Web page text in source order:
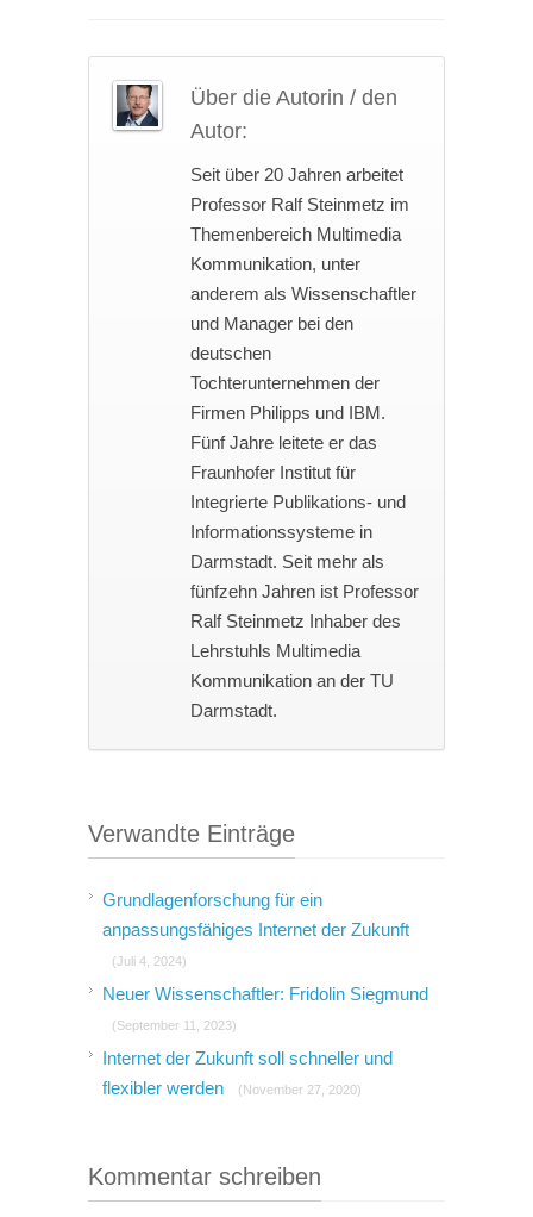
Über die Autorin / den
Autor:
Seit über 20 Jahren arbeitet
Professor Ralf Steinmetz im
Themenbereich Multimedia
Kommunikation, unter
anderem als Wissenschaftler
und Manager bei den
deutschen
Tochterunternehmen der
Firmen Philipps und IBM.
Fünf Jahre leitete er das
Fraunhofer Institut für
Integrierte Publikations- und
Informationssysteme in
Darmstadt. Seit mehr als
fünfzehn Jahren ist Professor
Ralf Steinmetz Inhaber des
Lehrstuhls Multimedia
Kommunikation an der TU
Darmstadt.
Verwandte Einträge
Grundlagenforschung für ein
anpassungsfähiges Internet der Zukunft
(Juli 4, 2024)
Neuer Wissenschaftler: Fridolin Siegmund
(September 11, 2023)
Internet der Zukunft soll schneller und
flexibler werden
(November 27, 2020)
Kommentar schreiben